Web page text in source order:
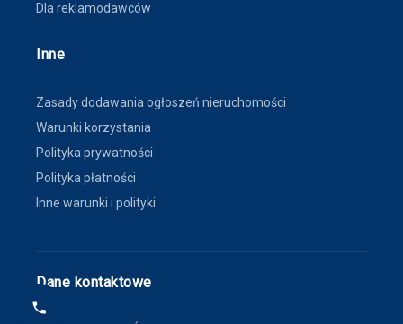
Dla reklamodawców
Inne
Zasady dodawania ogłoszeń nieruchomości
Warunki korzystania
Polityka prywatności
Polityka płatności
Inne warunki i polityki
Dane kontaktowe